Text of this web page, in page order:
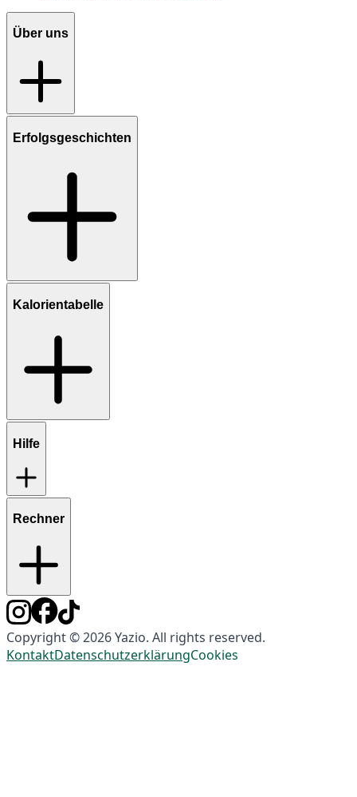
Über uns
Erfolgsgeschichten
Kalorientabelle
Hilfe
Rechner
Copyright © 2026 Yazio. All rights reserved.
KontaktDatenschutzerklärungCookies